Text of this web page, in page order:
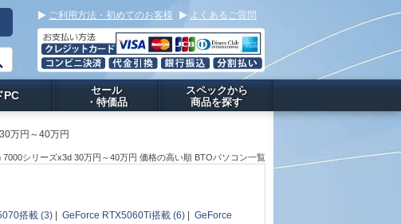
ご利用方法・初めてのお客様 よくあるご質問
PC
セール
・特価品
スペックから
商品を探す
万円～40万円
7000シリーズx3d 30万円～40万円 価格の高い順 BTOパソコン一覧
搭載 (3) | GeForce RTX5060Ti搭載 (6) | GeForce